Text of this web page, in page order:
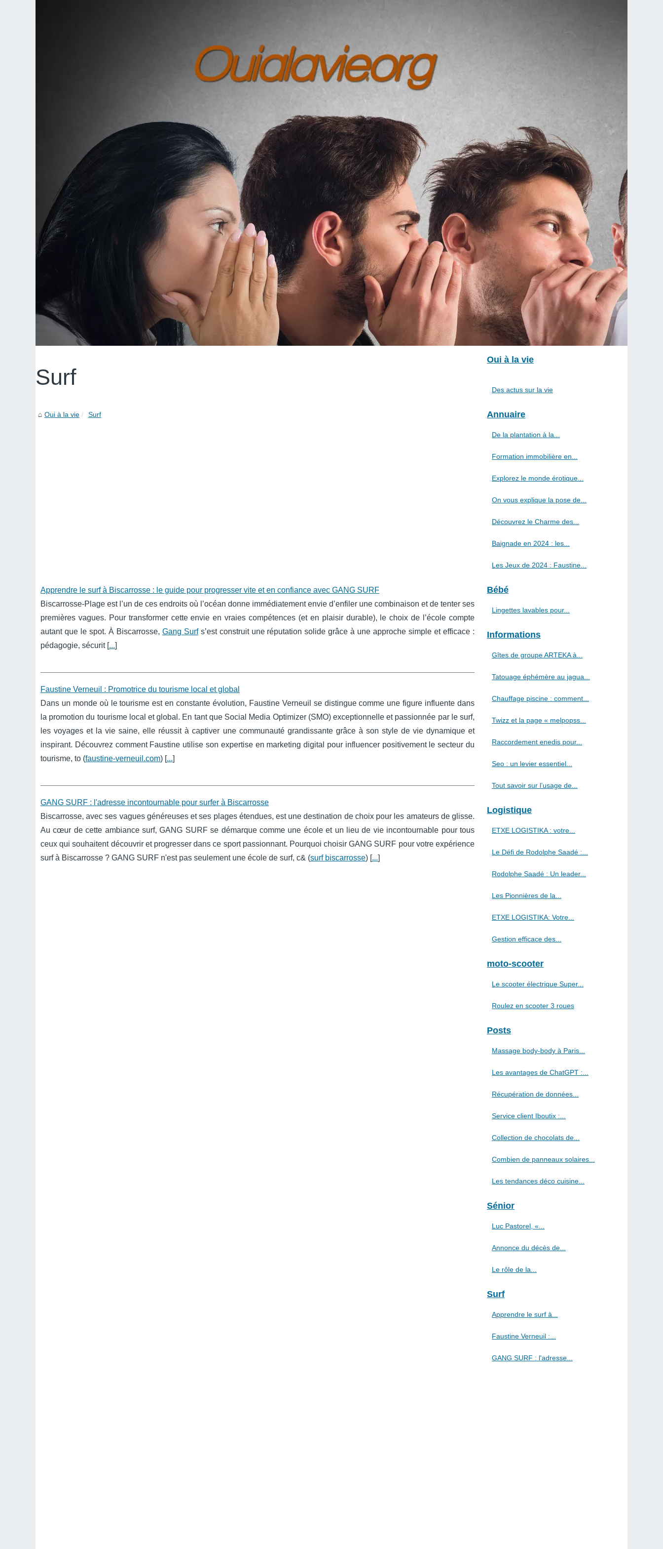
Surf
Oui à la vie Surf
Apprendre le surf à Biscarrosse : le guide pour progresser vite et en confiance avec GANG SURF
Biscarrosse-Plage est l’un de ces endroits où l’océan donne immédiatement envie d’enfiler une combinaison et de tenter ses
premières vagues. Pour transformer cette envie en vraies compétences (et en plaisir durable), le choix de l’école compte
autant que le spot. À Biscarrosse, Gang Surfs’est construit une réputation solide grâce à une approche simple et efficace :
pédagogie, sécurit [...]
Faustine Verneuil : Promotrice du tourisme local et global
Dans un monde où le tourisme est en constante évolution, Faustine Verneuil se distingue comme une figure influente dans
la promotion du tourisme local et global. En tant que Social Media Optimizer (SMO) exceptionnelle et passionnée par le surf,
les voyages et la vie saine, elle réussit à captiver une communauté grandissante grâce à son style de vie dynamique et
inspirant. Découvrez comment Faustine utilise son expertise en marketing digital pour influencer positivement le secteur du
tourisme, to (faustine-verneuil.com) [...]
GANG SURF : l'adresse incontournable pour surfer à Biscarrosse
Biscarrosse, avec ses vagues généreuses et ses plages étendues, est une destination de choix pour les amateurs de glisse.
Au cœur de cette ambiance surf, GANG SURF se démarque comme une école et un lieu de vie incontournable pour tous
ceux qui souhaitent découvrir et progresser dans ce sport passionnant. Pourquoi choisir GANG SURF pour votre expérience
surf à Biscarrosse ? GANG SURF n'est pas seulement une école de surf, c& (surf biscarrosse) [...]
Oui à la vie
Des actus sur la vie
Annuaire
De la plantation à la...
Formation immobilière en...
Explorez le monde érotique...
On vous explique la pose de...
Découvrez le Charme des...
Baignade en 2024 : les...
Les Jeux de 2024 : Faustine...
Bébé
Lingettes lavables pour...
Informations
Gîtes de groupe ARTEKA à...
Tatouage éphémère au jagua...
Chauffage piscine : comment...
Twizz et la page « melpopss...
Raccordement enedis pour...
Seo : un levier essentiel...
Tout savoir sur l’usage de...
Logistique
ETXE LOGISTIKA : votre...
Le Défi de Rodolphe Saadé :...
Rodolphe Saadé : Un leader...
Les Pionnières de la...
ETXE LOGISTIKA: Votre...
Gestion efficace des...
moto-scooter
Le scooter électrique Super...
Roulez en scooter 3 roues
Posts
Massage body-body à Paris...
Les avantages de ChatGPT :...
Récupération de données...
Service client Iboutix :...
Collection de chocolats de...
Combien de panneaux solaires...
Les tendances déco cuisine...
Sénior
Luc Pastorel, «...
Annonce du décès de...
Le rôle de la...
Surf
Apprendre le surf à...
Faustine Verneuil :...
GANG SURF : l'adresse...